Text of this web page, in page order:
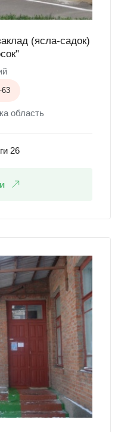
(ясла-садок)
63
область
26